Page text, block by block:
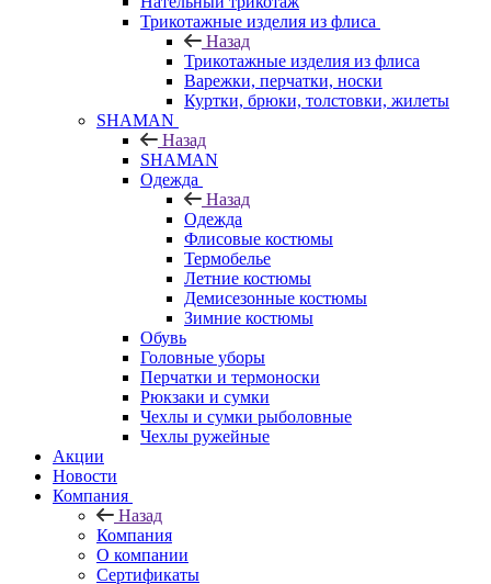
Трикотажные изделия из флиса
Назад
Трикотажные изделия из флиса
Варежки, перчатки, носки
Куртки, брюки, толстовки, жилеты
SHAMAN
Назад
SHAMAN
Одежда
Назад
Одежда
Флисовые костюмы
Термобелье
Летние костюмы
Демисезонные костюмы
Зимние костюмы
Обувь
Головные уборы
Перчатки и термоноски
Рюкзаки и сумки
Чехлы и сумки рыболовные
Чехлы ружейные
Акции
Новости
Компания
Назад
Компания
О компании
Сертификаты